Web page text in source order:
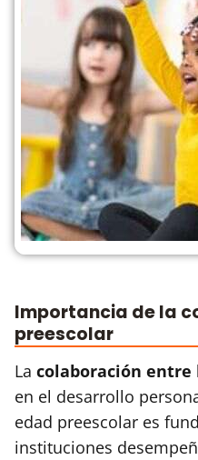
Importancia de la
preescolar
La colaboración
en el desarrollo
edad preescolar es
instituciones